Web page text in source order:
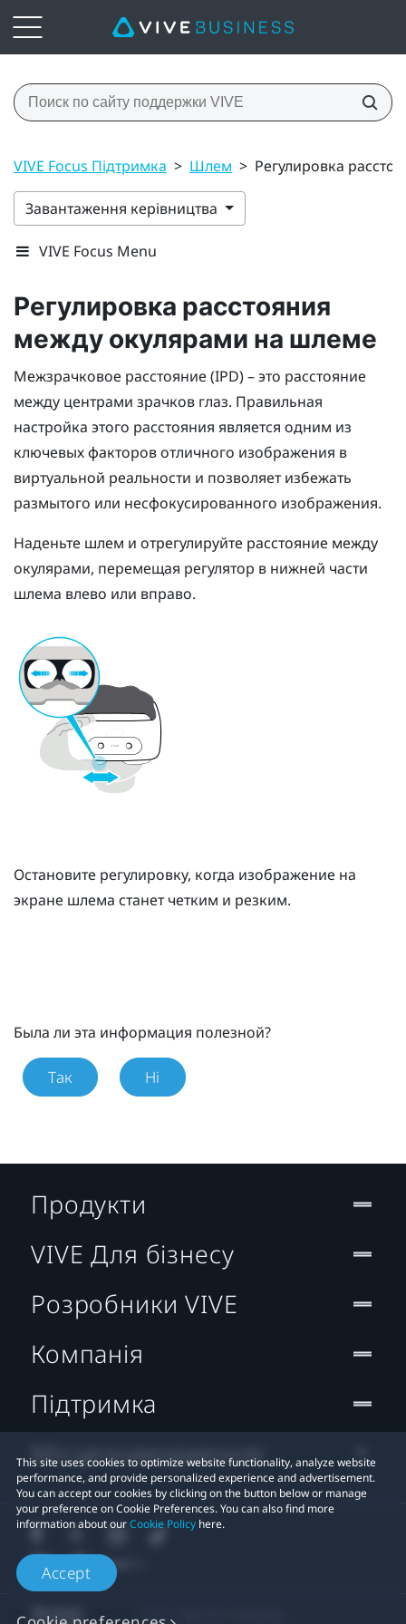
VIVE Focus Підтримка > Шлем > Регулировка
Завантаження керівництва
VIVE Focus Menu
Регулировка расстояния
между окулярами на шлеме
Межзрачковое расстояние (IPD) – это расстояние
между центрами зрачков глаз. Правильная
настройка этого расстояния является одним из
ключевых факторов отличного изображения в
виртуальной реальности и позволяет избежать
размытого или несфокусированного изображения.
Наденьте шлем и отрегулируйте расстояние между
окулярами, перемещая регулятор в нижней части
шлема влево или вправо.
Остановите регулировку, когда изображение на
экране шлема станет четким и резким.
Была ли эта информация полезной?
Так Ні
This site uses cookies to optimize website functionality, analyze website
performance, and provide personalized experience and advertisement.
You can accept our cookies by clicking on the button below or manage
your preference on Cookie Preferences. You can also find more
information about ourCookie Policy here.
Accept
Продукти
VIVE Для бізнесу
Розробники VIVE
Компанія
Підтримка
Місцезнаходження: